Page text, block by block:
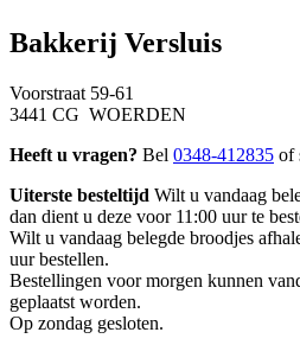
Bakkerij Versluis
Voorstraat 59-61
3441 CG WOERDEN
Heeft u vragen? Bel 0348-412835 of
Uiterste besteltijd Wilt u vandaag
dan dient u deze voor 11:00 uur te
Wilt u vandaag belegde broodjes
uur bestellen.
Bestellingen voor morgen kunnen
geplaatst worden.
Op zondag gesloten.